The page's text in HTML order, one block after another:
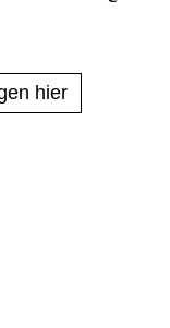
hier